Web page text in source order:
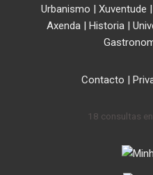
Urbanismo | Xuventude |
Axenda| Historia|
Contacto |
18 consultas